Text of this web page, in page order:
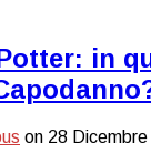
in
on 28